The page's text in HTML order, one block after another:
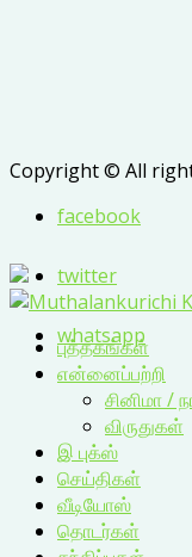
Copyright © All
facebook
twitter
whatsapp
புத்தகங்கள்
என்னைப்பற்றி
சினிமா /
விருதுகள்
இ புக்ஸ்
செய்திகள்
வீடியோஸ்
தொடர்கள்